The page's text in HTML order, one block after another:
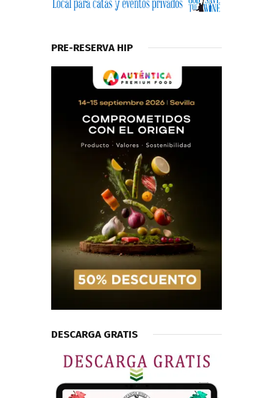
PRE-RESERVA HIP
DESCARGA GRATIS